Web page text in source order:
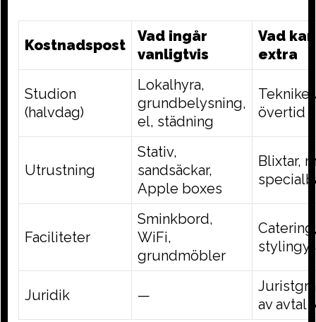
Kostnadspost
Vad ingår
vanligtvis
Vad
extra
Studion
(halvdag)
Lokalhyra,
grundbelysning,
el, städning
övertid
Utrustning
Stativ,
sandsäckar,
Apple boxes
Blixtar,
Faciliteter
Sminkbord,
WiFi,
grundmöbler
Juridik —
av avtal